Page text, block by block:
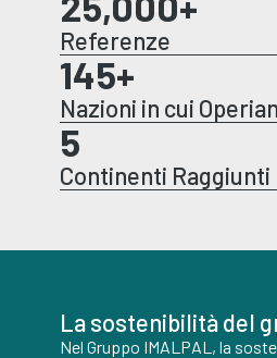
Referenze
Nazioni in cui
145+
Continenti Raggiunti
5
La sostenibilità del
Nel Gruppo IMALPAL, la